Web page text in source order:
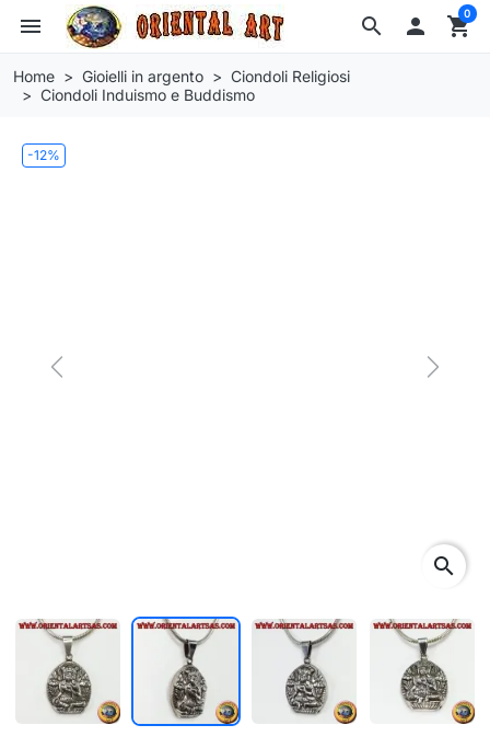
search
menu  shopping_cart
0
Home Gioielli in argento
Ciondoli Religiosi
Ciondoli Induismo e Buddismo
-12%
Previous Next
search